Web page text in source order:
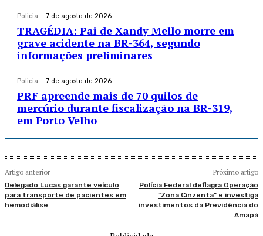
Policia 7 de agosto de 2026
TRAGÉDIA: Pai de Xandy Mello morre em
grave acidente na BR-364, segundo
informações preliminares
Policia 7 de agosto de 2026
PRF apreende mais de 70 quilos de
mercúrio durante fiscalização na BR-319,
em Porto Velho
Artigo anterior
Delegado Lucas garante veículo
para transporte de pacientes em
hemodiálise
Próximo artigo
Polícia Federal deflagra Operação
“Zona Cinzenta” e investiga
investimentos da Previdência do
Amapá